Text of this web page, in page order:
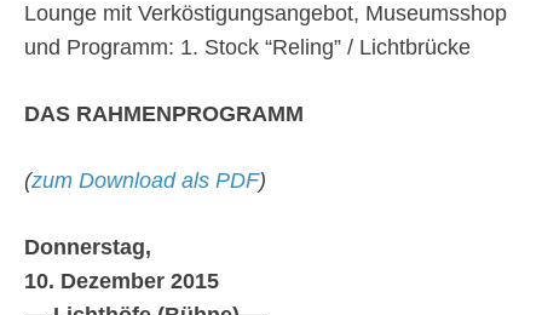
Lounge mit Verköstigungsangebot, Museumsshop
und Programm: 1. Stock “Reling” / Lichtbrücke
DAS RAHMENPROGRAMM
(zum Download als PDF)
Donnerstag,
10. Dezember 2015